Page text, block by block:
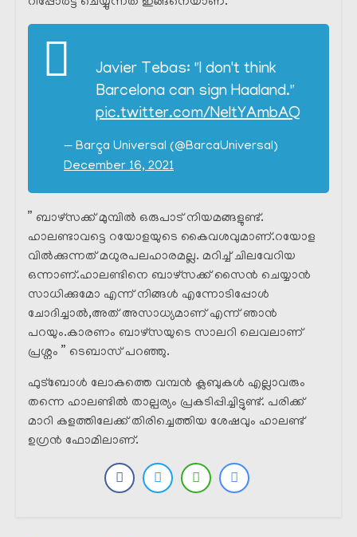
Javier Tebas: "I don't think
Barcelona can sign Haaland."
pic.twitter.com/NeltYAmbAQ
— Barça Universal (@BarcaUniversal)
December 16, 2021
” ബാഴ്‌സക്ക് മുമ്പിൽ ഒരുപാട് നിയമങ്ങളുണ്ട്.
ഹാലണ്ടാവട്ടെ റയോളയുടെ കൈവശവുമാണ്.റയോള
വിൽക്കുന്നത് മധുരപലഹാരമല്ല. മറിച്ച് ചിലവേറിയ
ഒന്നാണ്.ഹാലണ്ടിനെ ബാഴ്‌സക്ക് സൈൻ ചെയ്യാൻ
സാധിക്കുമോ എന്ന് നിങ്ങൾ എന്നോടിപ്പോൾ
ചോദിച്ചാൽ,അത് അസാധ്യമാണ് എന്ന് ഞാൻ
പറയും.കാരണം ബാഴ്‌സയുടെ സാലറി ലെവലാണ്
പ്രശ്നം ” ടെബാസ് പറഞ്ഞു.
ഫുട്ബോൾ ലോകത്തെ വമ്പൻ ക്ലബുകൾ എല്ലാവരും
തന്നെ ഹാലണ്ടിൽ താല്പര്യം പ്രകടിപ്പിച്ചിട്ടുണ്ട്. പരിക്ക്
മാറി കളത്തിലേക്ക് തിരിച്ചെത്തിയ ശേഷവും ഹാലണ്ട്
ഉഗ്രൻ ഫോമിലാണ്.